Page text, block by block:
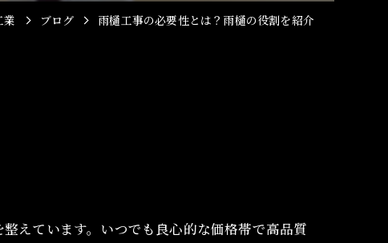
業 ブログ 雨樋工事の必要性とは？雨樋の役割を紹介
えています。いつでも良心的な価格帯で高品質